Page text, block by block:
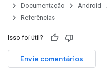
Documentação
Android
Referências
Isso foi útil?
Envie comentários